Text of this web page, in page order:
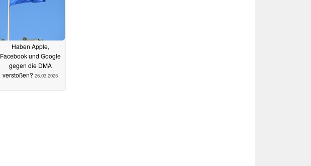
Haben Apple,
Facebook und Google
gegen die DMA
verstoßen? 26.03.2025